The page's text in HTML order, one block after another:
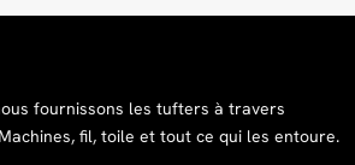
fournissons les tufters à travers
fil, toile et tout ce qui les entoure.